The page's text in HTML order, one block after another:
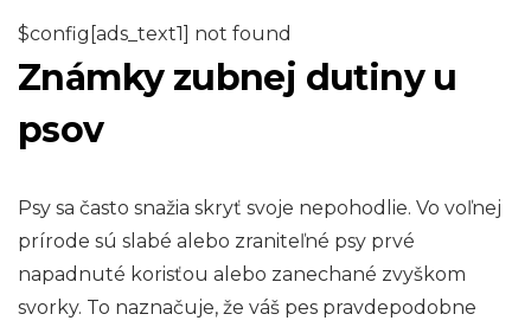
$config[ads_text1] not found
Známky zubnej dutiny u
psov
Psy sa často snažia skryť svoje nepohodlie. Vo voľnej
prírode sú slabé alebo zraniteľné psy prvé
napadnuté korisťou alebo zanechané zvyškom
svorky. To naznačuje, že váš pes pravdepodobne